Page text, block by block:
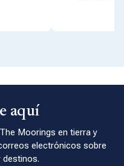
aquí
Moorings en tierra y
electrónicos sobre